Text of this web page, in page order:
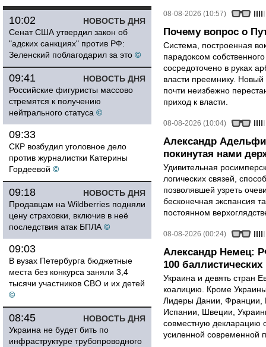
НОВОСТЬ ДНЯ
10:02
Сенат США утвердил закон об
"адских санкциях" против РФ:
Зеленский поблагодарил за это ©
НОВОСТЬ ДНЯ
09:41
Российские фигуристы массово
стремятся к получению
нейтрального статуса ©
09:33
СКР возбудил уголовное дело
против журналистки Катерины
Гордеевой ©
НОВОСТЬ ДНЯ
09:18
Продавцам на Wildberries подняли
цену страховки, включив в неё
последствия атак БПЛА ©
09:03
В вузах Петербурга бюджетные
места без конкурса заняли 3,4
тысячи участников СВО и их детей
©
НОВОСТЬ ДНЯ
08:45
Украина не будет бить по
инфраструктуре трубопроводного
08-08-2026 (10:57)
Почему вопрос о
Система, построенная
парадоксом
сосредоточено в руках
власти преемнику.
почти неизбежно
приход к власти.
08-08-2026 (10:04)
Александр
покинутая нами
Удивительная
логических связей,
позволявшей узреть
бесконечная экспансия
постоянном
08-08-2026 (00:24)
Александр Немец:
100 баллистических
Украина и девять стран
коалицию. Кроме
Лидеры Дании, Франции,
Испании, Швеции,
совместную декларацию
усиленной современной